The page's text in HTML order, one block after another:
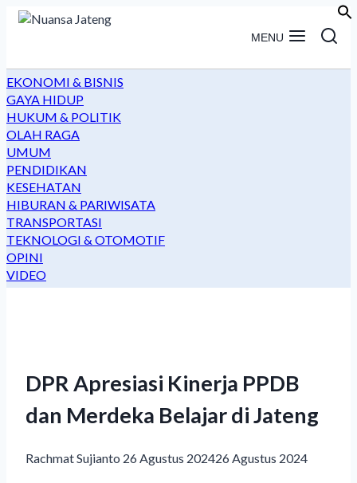
Skip
MENU
EKONOMI & BISNIS
GAYA HIDUP
HUKUM & POLITIK
OLAH RAGA
UMUM
PENDIDIKAN
KESEHATAN
HIBURAN & PARIWISATA
TRANSPORTASI
TEKNOLOGI & OTOMOTIF
OPINI
VIDEO
DPR Apresiasi Kinerja PPDB
dan Merdeka Belajar di Jateng
Rachmat Sujianto 26 Agustus 202426 Agustus 2024